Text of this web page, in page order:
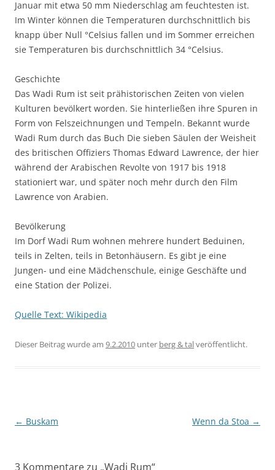
Januar mit etwa 50 mm Niederschlag am feuchtesten ist.
Im Winter können die Temperaturen durchschnittlich bis
knapp über Null °Celsius fallen und im Sommer erreichen
sie Temperaturen bis durchschnittlich 34 °Celsius.
Geschichte
Das Wadi Rum ist seit prähistorischen Zeiten von vielen
Kulturen bevölkert worden. Sie hinterließen ihre Spuren in
Form von Felszeichnungen und Tempeln. Bekannt wurde
Wadi Rum durch das Buch Die sieben Säulen der Weisheit
des britischen Offiziers Thomas Edward Lawrence, der hier
während der Arabischen Revolte von 1917 bis 1918
stationiert war, und später noch mehr durch den Film
Lawrence von Arabien.
Bevölkerung
Im Dorf Wadi Rum wohnen mehrere hundert Beduinen,
teils in Zelten, teils in Betonhäusern. Es gibt je eine
Jungen- und eine Mädchenschule, einige Geschäfte und
eine Station der Polizei.
Quelle Text: Wikipedia
Dieser Beitrag wurde am 9.2.2010 unter berg & talveröffentlicht.
Beitragsnavigation
← Buskam Wenn da Stoa →
3 Kommentare zu „Wadi Rum“